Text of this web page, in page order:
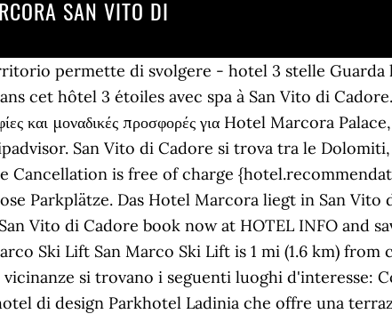
SAN VITO DI
permette di svolgere - hotel 3 stelle
cet hôtel 3 étoiles avec spa à San Vito di Cadore.
και μοναδικές προσφορές για Hotel Marcora
San Vito di Cadore si trova tra le
Cancellation is free of charge
Parkplätze. Das Hotel Marcora liegt in San
Vito di Cadore book now at HOTEL INFO and
Ski Lift San Marco Ski Lift is 1 mi (1.6 km)
si trovano i seguenti luoghi d'interesse:
di design Parkhotel Ladinia che offre una